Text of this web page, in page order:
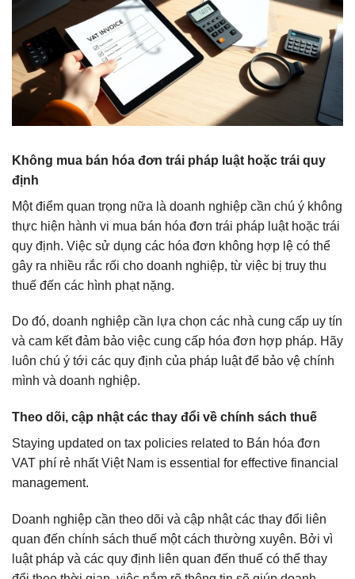
Không mua bán hóa đơn trái pháp luật hoặc trái quy
định
Một điểm quan trọng nữa là doanh nghiệp cần chú ý không
thực hiện hành vi mua bán hóa đơn trái pháp luật hoặc trái
quy định. Việc sử dụng các hóa đơn không hợp lệ có thể
gây ra nhiều rắc rối cho doanh nghiệp, từ việc bị truy thu
thuế đến các hình phạt nặng.
Do đó, doanh nghiệp cần lựa chọn các nhà cung cấp uy tín
và cam kết đảm bảo việc cung cấp hóa đơn hợp pháp. Hãy
luôn chú ý tới các quy định của pháp luật để bảo vệ chính
mình và doanh nghiệp.
Theo dõi, cập nhật các thay đổi về chính sách thuế
Staying updated on tax policies related to Bán hóa đơn
VAT phí rẻ nhất Việt Nam is essential for effective financial
management.
Doanh nghiệp cần theo dõi và cập nhật các thay đổi liên
quan đến chính sách thuế một cách thường xuyên. Bởi vì
luật pháp và các quy định liên quan đến thuế có thể thay